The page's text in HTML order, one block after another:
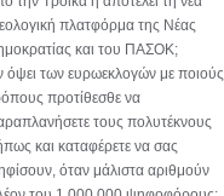
πλατφόρμα της Νέας
και του ΠΑΣΟΚ;
όψει των ευρωεκλογών με ποιούς
προτίθεσθε να
τους πολυτέκνους
και καταφέρετε να σας
όταν μάλιστα αριθμούν